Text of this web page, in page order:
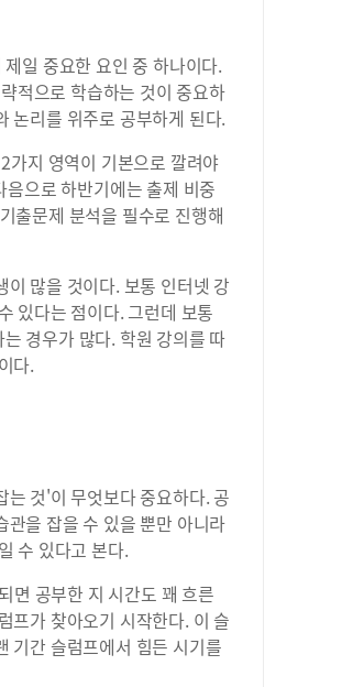
일 중요한 요인 중 하나이다.
적으로 학습하는 것이 중요하
논리를 위주로 공부하게 된다.
가지 영역이 기본으로 깔려야
으로 하반기에는 출제 비중
출문제 분석을 필수로 진행해
많을 것이다. 보통 인터넷 강
있다는 점이다. 그런데 보통
경우가 많다. 학원 강의를 따
다.
것'이 무엇보다 중요하다. 공
을 잡을 수 있을 뿐만 아니라
수 있다고 본다.
면 공부한 지 시간도 꽤 흐른
프가 찾아오기 시작한다. 이 슬
기간 슬럼프에서 힘든 시기를